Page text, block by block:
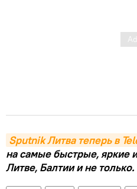
Sputnik Литва теперь в
на самые быстрые, яркие
Литве, Балтии и не только.